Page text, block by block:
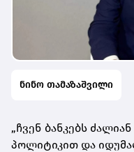
ნინო თამაზაშვილი
„ჩვენ ბანკებს
პოლიტიკით და